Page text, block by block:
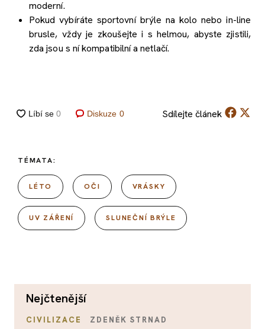
moderní.
Pokud vybíráte sportovní brýle na kolo nebo in-line
brusle, vždy je zkoušejte i s helmou, abyste zjistili,
zda jsou s ní kompatibilní a netlačí.
Diskuze 0 Sdílejte článek
TÉMATA:
LÉTO OČI VRÁSKY
UV ZÁŘENÍ SLUNEČNÍ BRÝLE
nejčtenější
CIVILIZACE ZDENĚK STRNAD